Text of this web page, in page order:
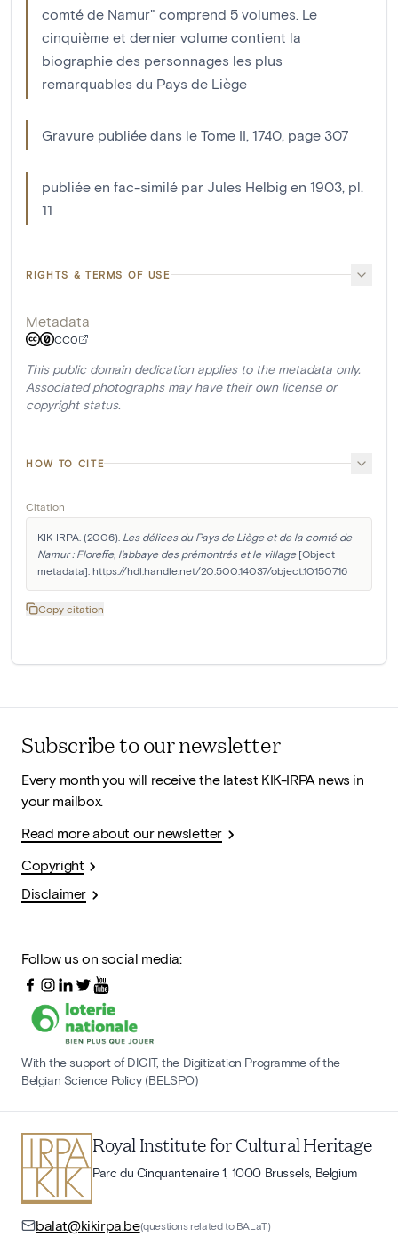
comté de Namur" comprend 5 volumes. Le
cinquième et dernier volume contient la
biographie des personnages les plus
remarquables du Pays de Liège
Gravure publiée dans le Tome II, 1740, page 307
publiée en fac-similé par Jules Helbig en 1903, pl.
11
RIGHTS & TERMS OF USE
Metadata
CC0
This public domain dedication applies to the metadata only.
Associated photographs may have their own license or
copyright status.
HOW TO CITE
Citation
KIK-IRPA. (2006). Les délices du Pays de Liège et de la comté de
Namur : Floreffe, l'abbaye des prémontrés et le village [Object
metadata]. https://hdl.handle.net/20.500.14037/object.10150716
Copy citation
Subscribe to our newsletter
Every month you will receive the latest KIK-IRPA news in
your mailbox.
Read more about our newsletter
Copyright
Disclaimer
Follow us on social media:
With the support of DIGIT, the Digitization Programme of the
Belgian Science Policy (BELSPO)
Royal Institute for Cultural Heritage
Parc du Cinquantenaire 1, 1000 Brussels, Belgium
balat@kikirpa.be(questions related to BALaT)